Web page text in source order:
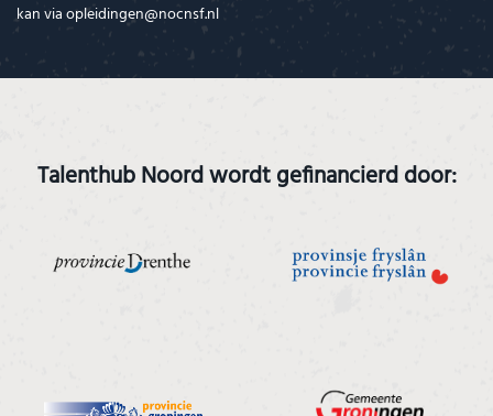
kan via opleidingen@nocnsf.nl
Talenthub Noord wordt gefinancierd door: